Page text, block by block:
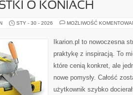
O KONIACH
STY - 30 - 2026 MOŻLIWOŚĆ
Ikarion.pl to nowoczesna
praktykę z inspiracją. To
które cenią konkret, ale
nowe pomysły. Całość
użytkownik szybko